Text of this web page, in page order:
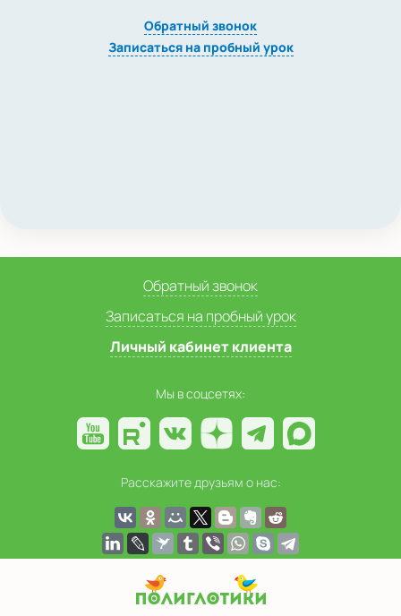
Обратный звонок
Записаться на пробный урок
Обратный звонок
Записаться на пробный урок
Личный кабинет клиента
Мы в соцсетях:
Расскажите друзьям о нас: